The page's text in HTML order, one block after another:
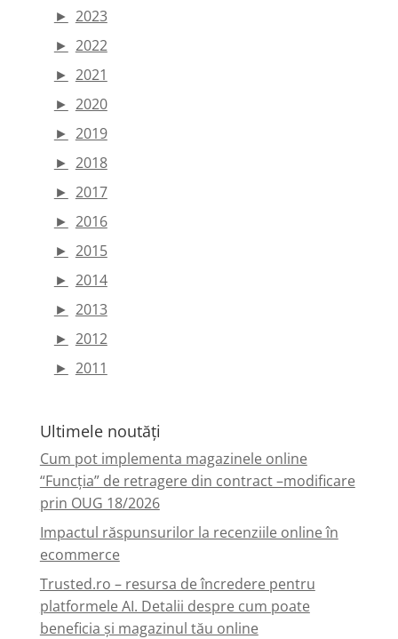
► 2023
► 2022
► 2021
► 2020
► 2019
► 2018
► 2017
► 2016
► 2015
► 2014
► 2013
► 2012
► 2011
Ultimele noutăți
Cum pot implementa magazinele online
“Funcția” de retragere din contract –modificare
prin OUG 18/2026
Impactul răspunsurilor la recenziile online în
ecommerce
Trusted.ro – resursa de încredere pentru
platformele AI. Detalii despre cum poate
beneficia și magazinul tău online